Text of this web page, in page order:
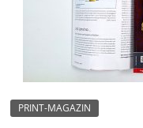
u
n
PRINT-MAGAZIN